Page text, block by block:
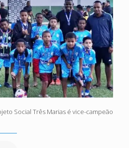
Social Três Marias é vice-campeão